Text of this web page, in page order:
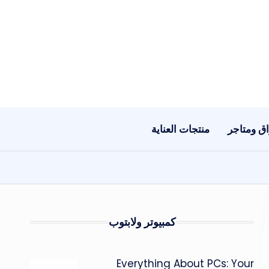
ومتاجر منتجات العناية
كمبيوتر ولابتوب
Everything About PCs: Your